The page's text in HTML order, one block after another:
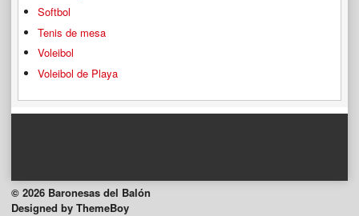
Softbol
Tenis de mesa
Voleibol
Voleibol de Playa
© 2026 Baronesas del Balón
Designed by ThemeBoy